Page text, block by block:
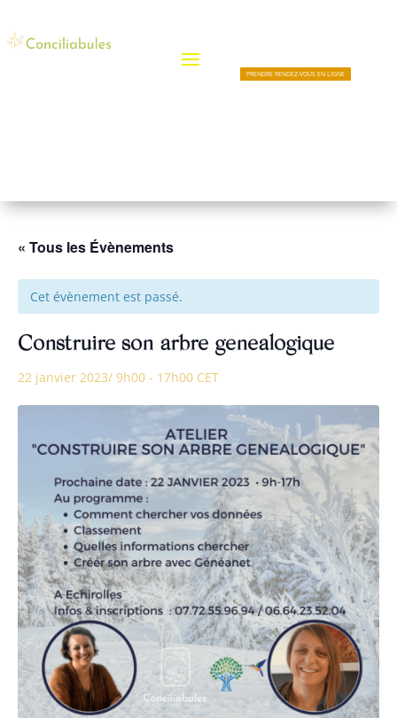
PRENDRE RENDEZ-VOUS EN LIGNE
« Tous les Évènements
Cet évènement est passé.
Construire son arbre généalogique
22 janvier 2023/ 9h00 - 17h00 CET